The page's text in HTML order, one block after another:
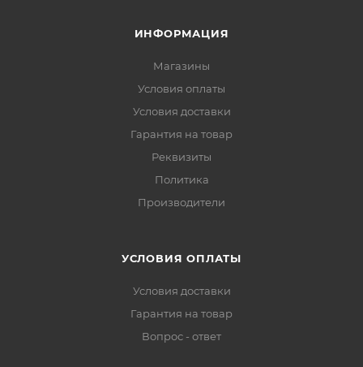
ИНФОРМАЦИЯ
Магазины
Условия оплаты
Условия доставки
Гарантия на товар
Реквизиты
Политика
Производители
УСЛОВИЯ ОПЛАТЫ
Условия доставки
Гарантия на товар
Вопрос - ответ